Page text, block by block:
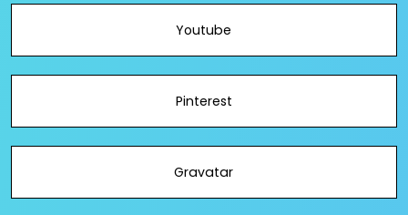
Youtube
Pinterest
Gravatar